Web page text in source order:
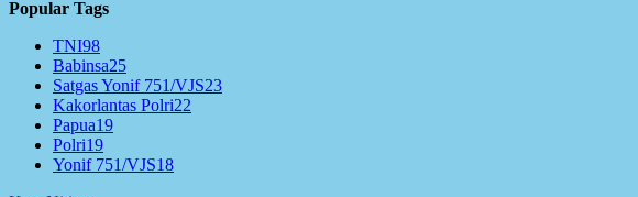
Popular Tags
TNI98
Babinsa25
Satgas Yonif 751/VJS23
Kakorlantas Polri22
Papua19
Polri19
Yonif 751/VJS18